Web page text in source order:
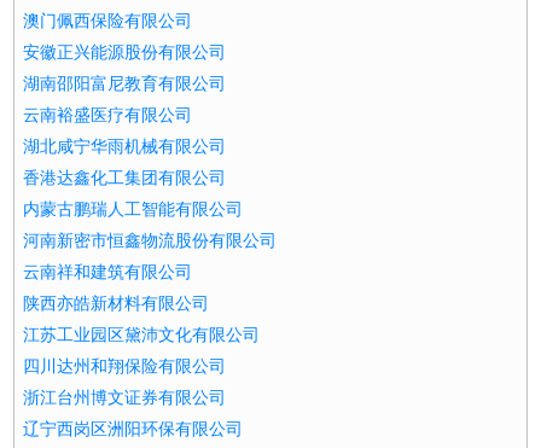
澳门佩西保险有限公司
安徽正兴能源股份有限公司
湖南邵阳富尼教育有限公司
云南裕盛医疗有限公司
湖北咸宁华雨机械有限公司
香港达鑫化工集团有限公司
内蒙古鹏瑞人工智能有限公司
河南新密市恒鑫物流股份有限公司
云南祥和建筑有限公司
陕西亦皓新材料有限公司
江苏工业园区黛沛文化有限公司
四川达州和翔保险有限公司
浙江台州博文证券有限公司
辽宁西岗区洲阳环保有限公司